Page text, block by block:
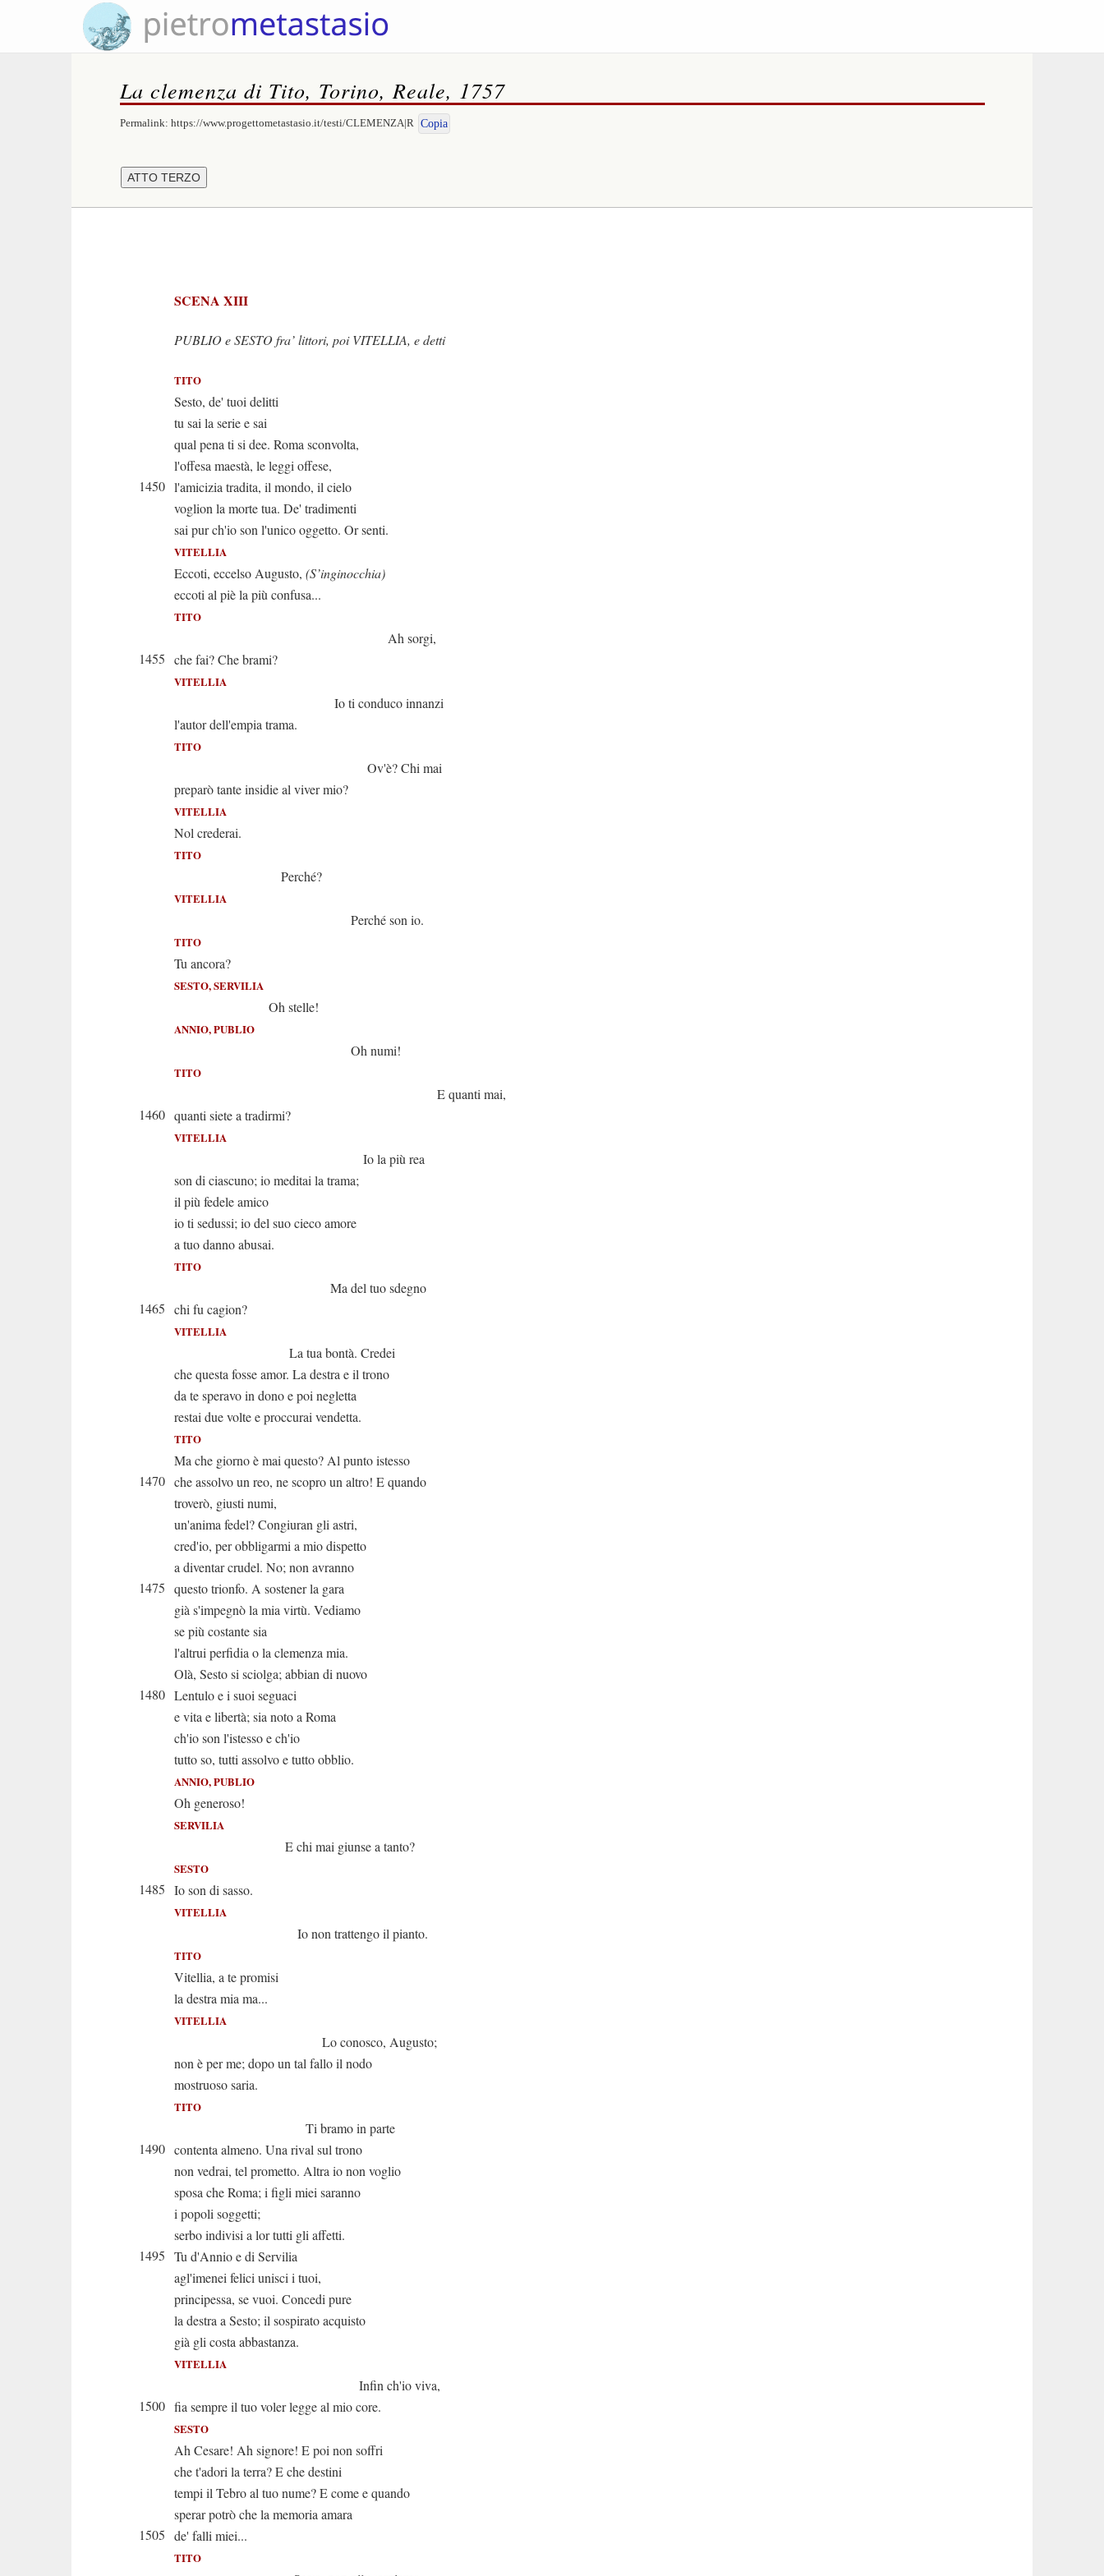
La clemenza di Tito, Torino, Reale, 1757
Permalink: https://www.progettometastasio.it/testi/CLEMENZA|R Copia
SCENA XIII
PUBLIO e SESTO fra’ littori, poi VITELLIA, e detti
TITO
Sesto, de' tuoi delitti
tu sai la serie e sai
qual pena ti si dee. Roma sconvolta,
l'offesa maestà, le leggi offese,
1450 l'amicizia tradita, il mondo, il cielo
voglion la morte tua. De' tradimenti
sai pur ch'io son l'unico oggetto. Or senti.
VITELLIA
Eccoti, eccelso Augusto, (S’inginocchia)
eccoti al piè la più confusa...
TITO
Ah sorgi,
1455 che fai? Che brami?
VITELLIA
Io ti conduco innanzi
l'autor dell'empia trama.
TITO
Ov'è? Chi mai
preparò tante insidie al viver mio?
VITELLIA
Nol crederai.
TITO
Perché?
VITELLIA
Perché son io.
TITO
Tu ancora?
SESTO, SERVILIA
Oh stelle!
ANNIO, PUBLIO
Oh numi!
TITO
E quanti mai,
1460 quanti siete a tradirmi?
VITELLIA
Io la più rea
son di ciascuno; io meditai la trama;
il più fedele amico
io ti sedussi; io del suo cieco amore
a tuo danno abusai.
TITO
Ma del tuo sdegno
1465 chi fu cagion?
VITELLIA
La tua bontà. Credei
che questa fosse amor. La destra e il trono
da te speravo in dono e poi negletta
restai due volte e proccurai vendetta.
TITO
Ma che giorno è mai questo? Al punto istesso
1470 che assolvo un reo, ne scopro un altro! E quando
troverò, giusti numi,
un'anima fedel? Congiuran gli astri,
cred'io, per obbligarmi a mio dispetto
a diventar crudel. No; non avranno
1475 questo trionfo. A sostener la gara
già s'impegnò la mia virtù. Vediamo
se più costante sia
l'altrui perfidia o la clemenza mia.
Olà, Sesto si sciolga; abbian di nuovo
1480 Lentulo e i suoi seguaci
e vita e libertà; sia noto a Roma
ch'io son l'istesso e ch'io
tutto so, tutti assolvo e tutto obblio.
ANNIO, PUBLIO
Oh generoso!
SERVILIA
E chi mai giunse a tanto?
SESTO
1485 Io son di sasso.
VITELLIA
Io non trattengo il pianto.
TITO
Vitellia, a te promisi
la destra mia ma...
VITELLIA
Lo conosco, Augusto;
non è per me; dopo un tal fallo il nodo
mostruoso saria.
TITO
Ti bramo in parte
1490 contenta almeno. Una rival sul trono
non vedrai, tel prometto. Altra io non voglio
sposa che Roma; i figli miei saranno
i popoli soggetti;
serbo indivisi a lor tutti gli affetti.
1495 Tu d'Annio e di Servilia
agl'imenei felici unisci i tuoi,
principessa, se vuoi. Concedi pure
la destra a Sesto; il sospirato acquisto
già gli costa abbastanza.
VITELLIA
Infin ch'io viva,
1500 fia sempre il tuo voler legge al mio core.
SESTO
Ah Cesare! Ah signore! E poi non soffri
che t'adori la terra? E che destini
tempi il Tebro al tuo nume? E come e quando
sperar potrò che la memoria amara
1505 de' falli miei...
TITO